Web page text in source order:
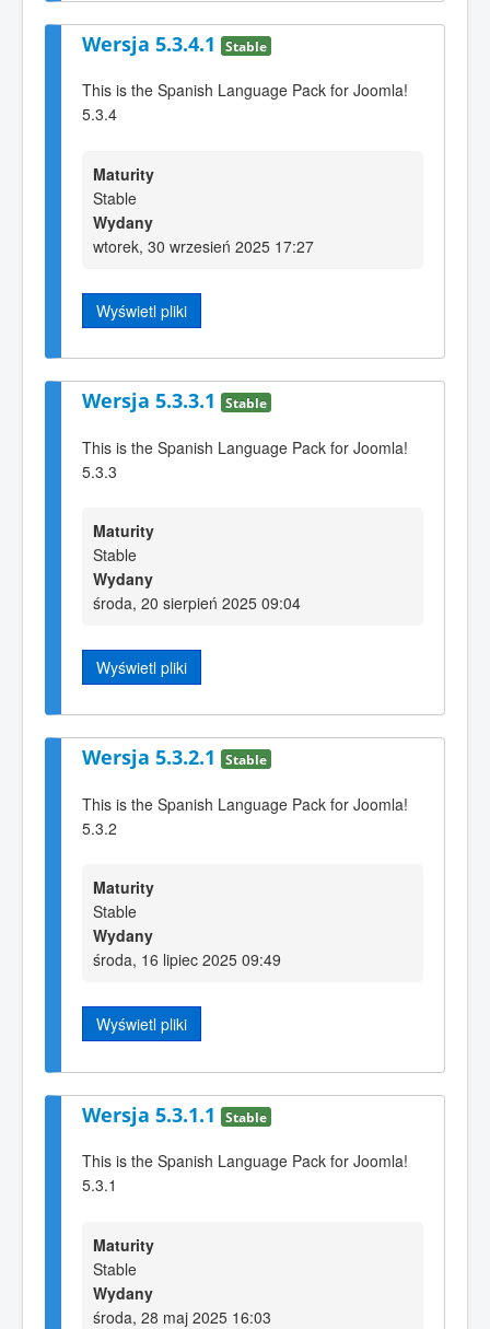
Wersja 5.3.4.1 Stable
This is the Spanish Language Pack for Joomla!
5.3.4
Maturity
Stable
Wydany
wtorek, 30 wrzesień 2025 17:27
Wyświetl pliki
Wersja 5.3.3.1 Stable
This is the Spanish Language Pack for Joomla!
5.3.3
Maturity
Stable
Wydany
środa, 20 sierpień 2025 09:04
Wyświetl pliki
Wersja 5.3.2.1 Stable
This is the Spanish Language Pack for Joomla!
5.3.2
Maturity
Stable
Wydany
środa, 16 lipiec 2025 09:49
Wyświetl pliki
Wersja 5.3.1.1 Stable
This is the Spanish Language Pack for Joomla!
5.3.1
Maturity
Stable
Wydany
środa, 28 maj 2025 16:03